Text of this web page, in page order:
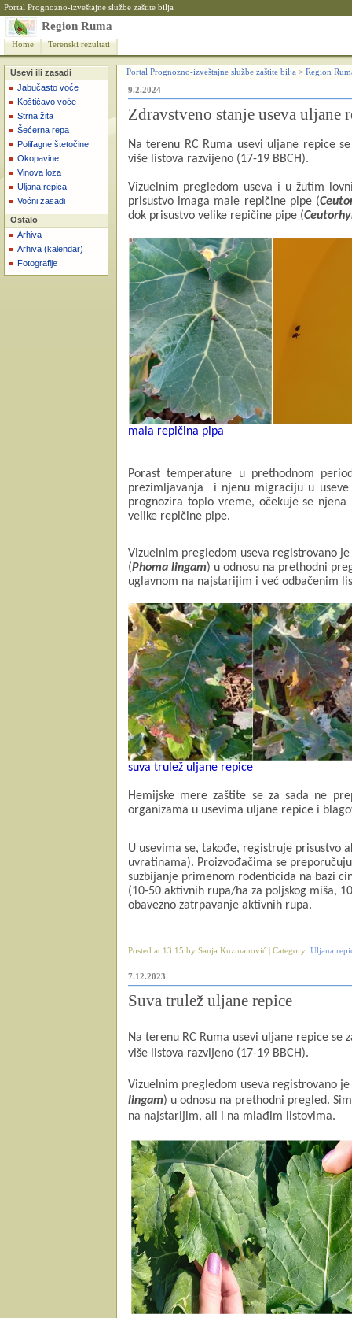
Portal Prognozno-izveštajne službe zaštite bilja
Region Ruma
Home Terenski rezultati
Usevi ili zasadi
Jabučasto voće
Koštičavo voće
Strna žita
Šećerna repa
Polifagne štetočine
Okopavine
Vinova loza
Uljana repica
Voćni zasadi
Ostalo
Arhiva
Arhiva (kalendar)
Fotografije
Portal Prognozno-izveštajne službe zaštite bilja > Region
9.2.2024
Zdravstveno stanje useva uljane
Na terenu RC Ruma usevi uljane repice
više listova razvijeno (17-19 BBCH).
Vizuelnim pregledom useva i u žutim
prisustvo imaga male repičine pipe (
dok prisustvo velike repičine pipe (
mala repičina pipa
Porast temperature u prethodnom
prezimljavanja i njenu migraciju u useve
prognozira toplo vreme, očekuje se
velike repičine pipe.
Vizuelnim pregledom useva registrovano
(Phoma lingam) u odnosu na prethodni
uglavnom na najstarijim i već odbačenim
suva trulež uljane repice
Hemijske mere zaštite se za sada ne
organizama u usevima uljane repice i
U usevima se, takođe, registruje prisustvo
uvratinama). Proizvođačima se
suzbijanje primenom rodenticida na bazi
(10-50 aktivnih rupa/ha za poljskog miša,
obavezno zatrpavanje aktivnih rupa.
Posted at 13:15 by Sanja Kuzmanović | Category: Uljana
7.12.2023
Suva trulež uljane repice
Na terenu RC Ruma usevi uljane repice se
više listova razvijeno (17-19 BBCH).
Vizuelnim pregledom useva registrovano
lingam) u odnosu na prethodni pregled.
na najstarijim, ali i na mlađim listovima.